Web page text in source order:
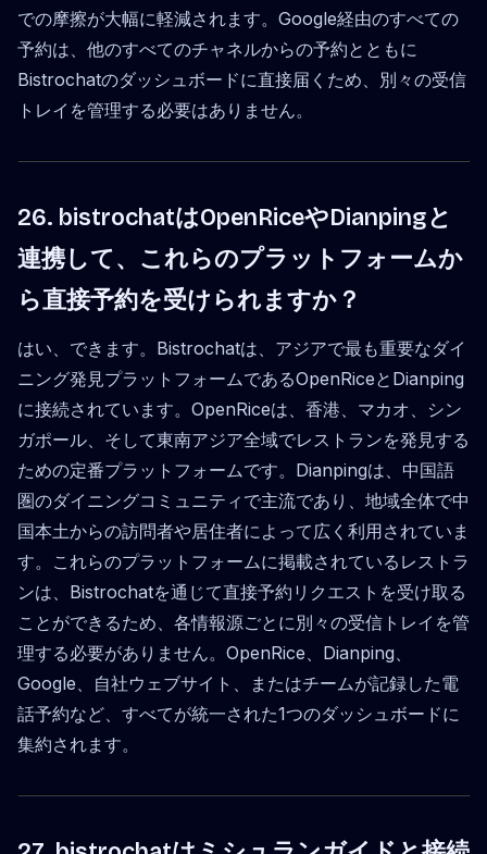
での摩擦が大幅に軽減されます。Google経由のすべての
予約は、他のすべてのチャネルからの予約とともに
Bistrochatのダッシュボードに直接届くため、別々の受信
トレイを管理する必要はありません。
26. bistrochatはOpenRiceやDianpingと
連携して、これらのプラットフォームか
ら直接予約を受けられますか？
はい、できます。Bistrochatは、アジアで最も重要なダイ
ニング発見プラットフォームであるOpenRiceとDianping
に接続されています。OpenRiceは、香港、マカオ、シン
ガポール、そして東南アジア全域でレストランを発見する
ための定番プラットフォームです。Dianpingは、中国語
圏のダイニングコミュニティで主流であり、地域全体で中
国本土からの訪問者や居住者によって広く利用されていま
す。これらのプラットフォームに掲載されているレストラ
ンは、Bistrochatを通じて直接予約リクエストを受け取る
ことができるため、各情報源ごとに別々の受信トレイを管
理する必要がありません。OpenRice、Dianping、
Google、自社ウェブサイト、またはチームが記録した電
話予約など、すべてが統一された1つのダッシュボードに
集約されます。